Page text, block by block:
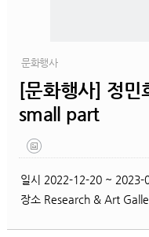
문화행사
[문화행사] 정민
small part
일시 2022-12-20 ~ 2023-
장소 Research & Art